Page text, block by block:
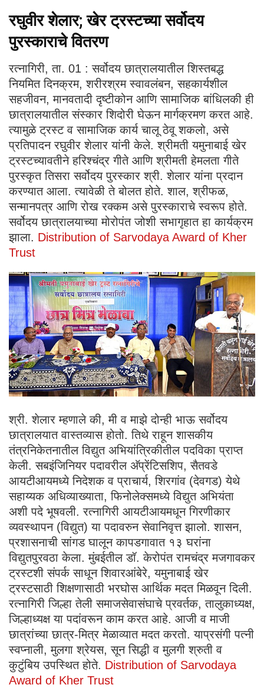
रघुवीर शेलार; खेर ट्रस्टच्या सर्वोदय
पुरस्काराचे वितरण
रत्नागिरी, ता. 01 : सर्वोदय छात्रालयातील शिस्तबद्ध
नियमित दिनक्रम, शरीरश्रम स्वावलंबन, सहकार्यशील
सहजीवन, मानवतादी दृष्टीकोन आणि सामाजिक बांधिलकी ही
छात्रालयातील संस्कार शिदोरी घेऊन मार्गक्रमण करत आहे.
त्यामुळे ट्रस्ट व सामाजिक कार्य चालू ठेवू शकलो, असे
प्रतिपादन रघुवीर शेलार यांनी केले. श्रीमती यमुनाबाई खेर
ट्रस्टच्यावतीने हरिश्‍चंद्र गीते आणि श्रीमती हेमलता गीते
पुरस्कृत तिसरा सर्वोदय पुरस्कार श्री. शेलार यांना प्रदान
करण्यात आला. त्यावेळी ते बोलत होते. शाल, श्रीफळ,
सन्मानपत्र आणि रोख रक्कम असे पुरस्काराचे स्वरूप होते.
सर्वोदय छात्रालयाच्या मोरोपंत जोशी सभागृहात हा कार्यक्रम
झाला. Distribution of Sarvodaya Award of Kher
Trust
श्री. शेलार म्हणाले की, मी व माझे दोन्ही भाऊ सर्वोदय
छात्रालयात वास्तव्यास होतो. तिथे राहून शासकीय
तंत्रनिकेतनातील विद्युत अभियांत्रिकीतील पदविका प्राप्त
केली. सबइंजिनियर पदावरील अ‍ॅप्रेंटिसशिप, सैतवडे
आयटीआयमध्ये निदेशक व प्राचार्य, शिरगांव (देवगड) येथे
सहाय्यक अधिव्याख्याता, फिनोलेक्समध्ये विद्युत अभियंता
अशी पदे भूषवली. रत्नागिरी आयटीआयमधून गिरणीकार
व्यवस्थापन (विद्युत) या पदावरुन सेवानिवृत्त झालो. शासन,
प्रशासनाची सांगड घालून कापडगावात १३ घरांना
विद्युतपुरवठा केला. मुंबईतील डॉ. केरोपंत रामचंद्र मजगावकर
ट्रस्टशी संपर्क साधून शिवारआंबेरे, यमुनाबाई खेर
ट्रस्टसाठी शिक्षणासाठी भरघोस आर्थिक मदत मिळवून दिली.
रत्नागिरी जिल्हा तेली समाजसेवासंघाचे प्रवर्तक, तालुकाध्यक्ष,
जिल्हाध्यक्ष या पदांवरून काम करत आहे. आजी व माजी
छात्रांच्या छात्र-मित्र मेळाव्यात मदत करतो. याप्रसंगी पत्नी
स्वप्नाली, मुलगा श्रेयस, सून सिद्धी व मुलगी श्रुती व
कुटुंबिय उपस्थित होते. Distribution of Sarvodaya
Award of Kher Trust